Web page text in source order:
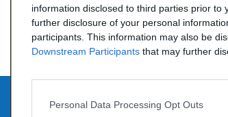
information disclosed to third parties prior
further disclosure of your personal
participants. This information may also be
Downstream Participants that may further
Personal Data Processing Opt Outs